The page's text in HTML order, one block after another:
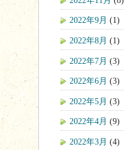
2022年9月 (1)
2022年8月 (1)
2022年7月 (3)
2022年6月 (3)
2022年5月 (3)
2022年4月 (9)
2022年3月 (4)